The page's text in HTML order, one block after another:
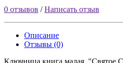
0 отзывов /Написать отзыв
Описание
Отзывы (0)
Ключница книга малая "Святое